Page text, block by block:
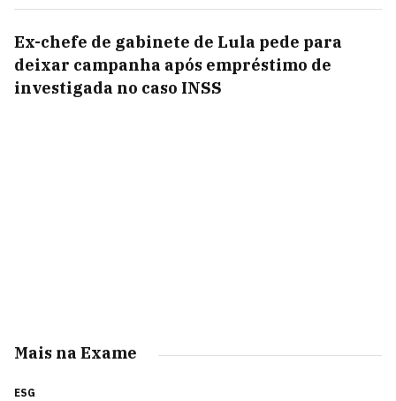
Ex-chefe de gabinete de Lula pede para
deixar campanha após empréstimo de
investigada no caso INSS
Mais na Exame
ESG